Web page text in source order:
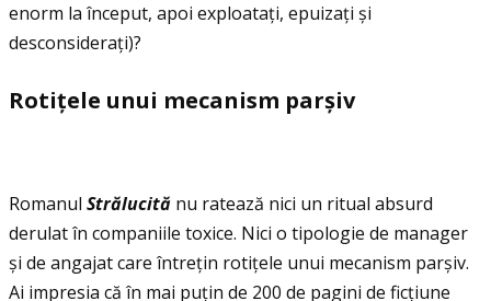
enorm la început, apoi exploataţi, epuizaţi și
desconsideraţi)?
Rotiţele unui mecanism parșiv
Romanul Strălucită nu ratează nici un ritual absurd
derulat în companiile toxice. Nici o tipologie de manager
și de angajat care întreţin rotiţele unui mecanism parșiv.
Ai impresia că în mai puţin de 200 de pagini de ficţiune